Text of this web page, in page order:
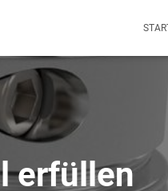
erfüllen